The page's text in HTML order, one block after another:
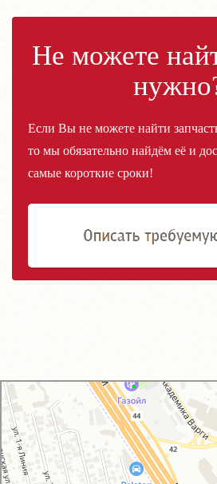
Не можете
Если Вы не можете найти
то мы обязательно найдём её и
самые короткие сроки!
GM-City&VAG-Repair
Автосервис, автотехцентр в Москве
Магазин автозапчастей и автотоваров в